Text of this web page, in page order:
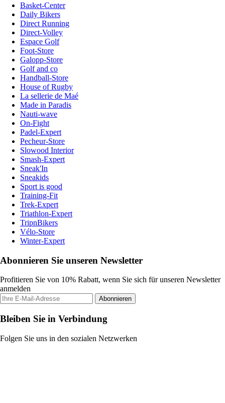
Basket-Center
Daily Bikers
Direct Running
Direct-Volley
Espace Golf
Foot-Store
Galopp-Store
Golf and co
Handball-Store
House of Rugby
La sellerie de Maé
Made in Paradis
Nauti-wave
On-Fight
Padel-Expert
Pecheur-Store
Slowood Interior
Smash-Expert
Sneak'In
Sneakids
Sport is good
Training-Fit
Trek-Expert
Triathlon-Expert
TripnBikers
Vélo-Store
Winter-Expert
Abonnieren Sie unseren Newsletter
Profitieren Sie von 10% Rabatt, wenn Sie sich für unseren Newsletter
anmelden
Abonnieren
Bleiben Sie in Verbindung
Folgen Sie uns in den sozialen Netzwerken